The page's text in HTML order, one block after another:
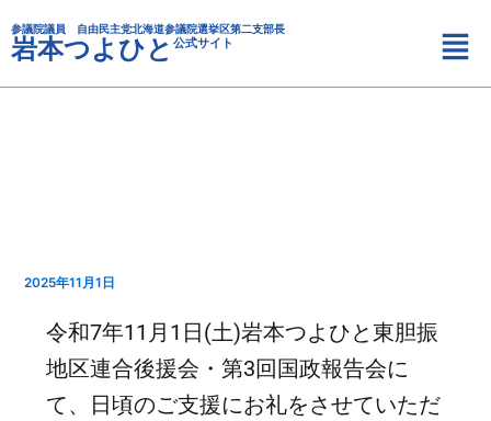
容
を
ス
参議院議員 自由民主党北海道参議院選挙区第二支部長
岩本つよひと 公式サイト
メ
ニ
ュ
2025年11月1日
令和7年11月1日(土)岩本つよひと東胆振
地区連合後援会・第3回国政報告会に
て、日頃のご支援にお礼をさせていただ
テ
ゴ